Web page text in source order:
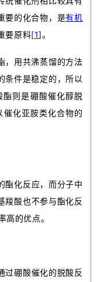
要的化合物，是有机
要原料[1]。
，用共沸蒸馏的方法
条件是稳定的，所以
则是硼酸催化醇脱
化亚胺类化合物的
酯化反应，而分子中
羧酸也不参与酯化反
的优点。
过硼酸催化的脱酸反